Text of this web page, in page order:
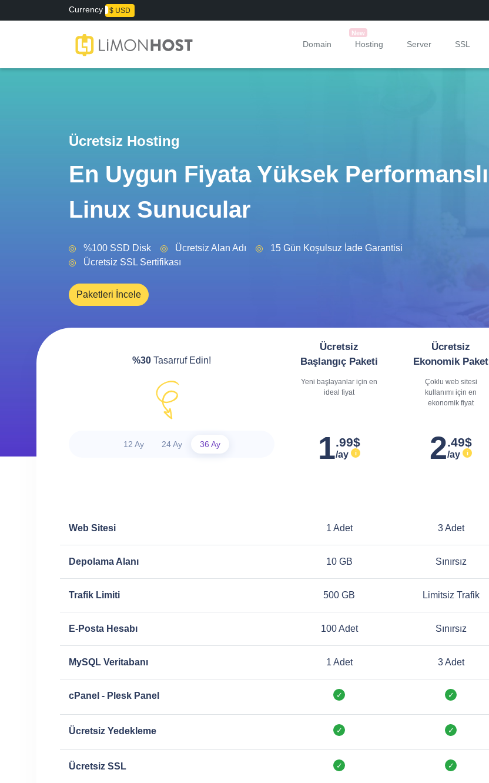
Currency
₺ TL $ USD
Domain
New
Hosting Server SSL
Ücretsiz Hosting
En Uygun Fiyata Yüksek Performanslı
Linux Sunucular
%100 SSD Disk Ücretsiz Alan Adı
15 Gün Koşulsuz İade Garantisi
Ücretsiz SSL Sertifikası
Paketleri İncele
%30 Tasarruf Edin!
12 Ay 24 Ay 36 Ay
Ücretsiz
Başlangıç Paketi
Yeni başlayanlar için en
ideal fiyat
1.99$
/ay
Ücretsiz
Ekonomik Paket
Çoklu web sitesi
kullanımı için en
ekonomik fiyat
2.49$
/ay
Web Sitesi 1 Adet 3 Adet
Depolama Alanı 10 GB Sınırsız
Trafik Limiti 500 GB Limitsiz Trafik
E-Posta Hesabı 100 Adet Sınırsız
MySQL Veritabanı 1 Adet 3 Adet
cPanel - Plesk Panel
Ücretsiz Yedekleme
Ücretsiz SSL